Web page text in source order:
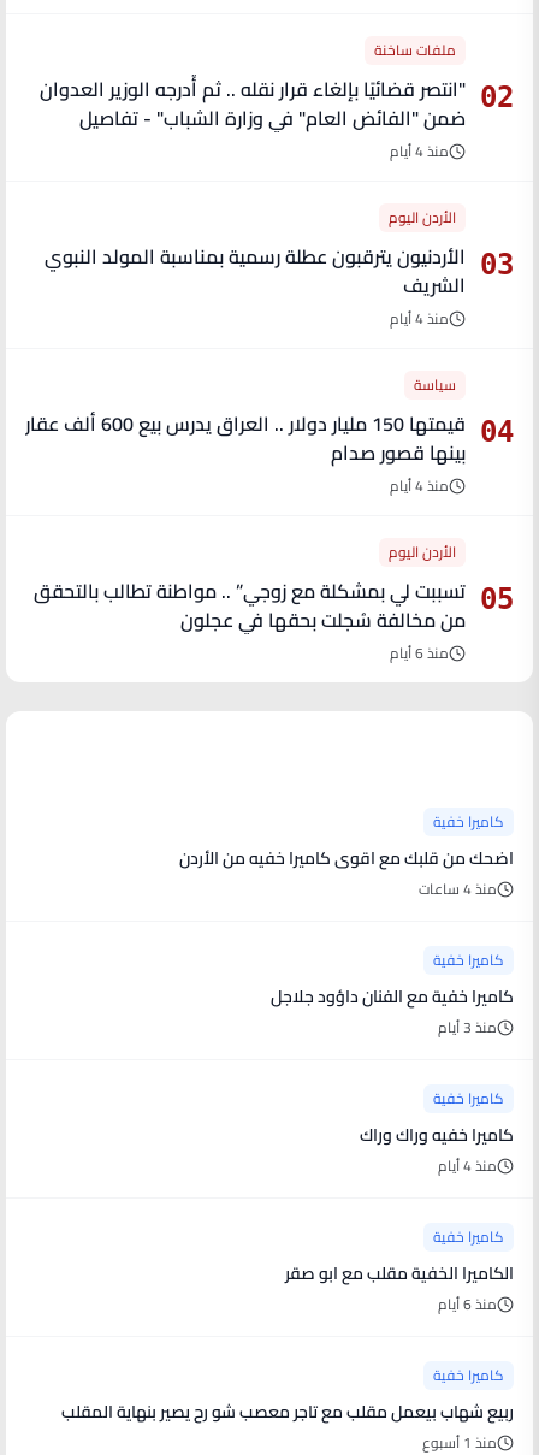
02
ملفات ساخنة
"انتصر قضائيًا بإلغاء قرار نقله .. ثم أُدرجه الوزير العدوان
ضمن "الفائض العام" في وزارة الشباب" - تفاصيل
منذ 4 أيام
03
الأردن اليوم
الأردنيون يترقبون عطلة رسمية بمناسبة المولد النبوي
الشريف
منذ 4 أيام
04
سياسة
قيمتها 150 مليار دولار .. العراق يدرس بيع 600 ألف عقار
بينها قصور صدام
منذ 4 أيام
05
الأردن اليوم
تسببت لي بمشكلة مع زوجي” .. مواطنة تطالب بالتحقق
من مخالفة سُجلت بحقها في عجلون
منذ 6 أيام
كاميرا خفية
اضحك من قلبك مع اقوى كاميرا خفيه من الأردن
منذ 4 ساعات
كاميرا خفية
كاميرا خفية مع الفنان داؤود جلاجل
منذ 3 أيام
كاميرا خفية
كاميرا خفيه وراك وراك
منذ 4 أيام
كاميرا خفية
الكاميرا الخفية مقلب مع ابو صقر
منذ 6 أيام
كاميرا خفية
ربيع شهاب بيعمل مقلب مع تاجر معصب شو رح يصير بنهاية المقلب
منذ 1 أسبوع